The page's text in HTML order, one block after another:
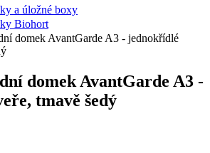
a úložné boxy
Biohort
domek AvantGarde A3 - jednokřídlé
domek AvantGarde A3 -
tmavě šedý